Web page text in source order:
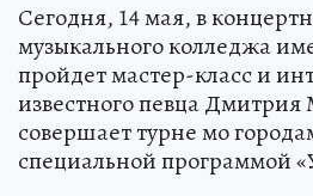
Сегодня, 14 мая, в
музыкального колледжа
пройдет мастер-класс и
известного певца
совершает турне мо
специальной программой